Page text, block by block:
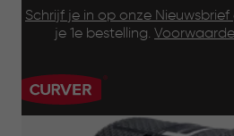
Schrijf je in op onze Nieuwsbrief
je 1e bestelling.
Main
navigation
Footer